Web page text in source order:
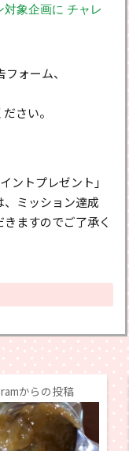
象企画に チャレ
ォーム、
さい。
ントプレゼント」
、ミッション達成
ますのでご了承く
からの投稿